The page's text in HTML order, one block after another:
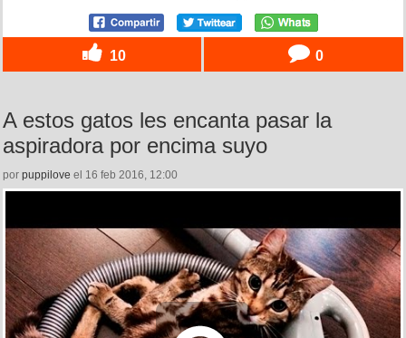
10 0
A estos gatos les encanta pasar la
aspiradora por encima suyo
por puppilove el 16 feb 2016, 12:00